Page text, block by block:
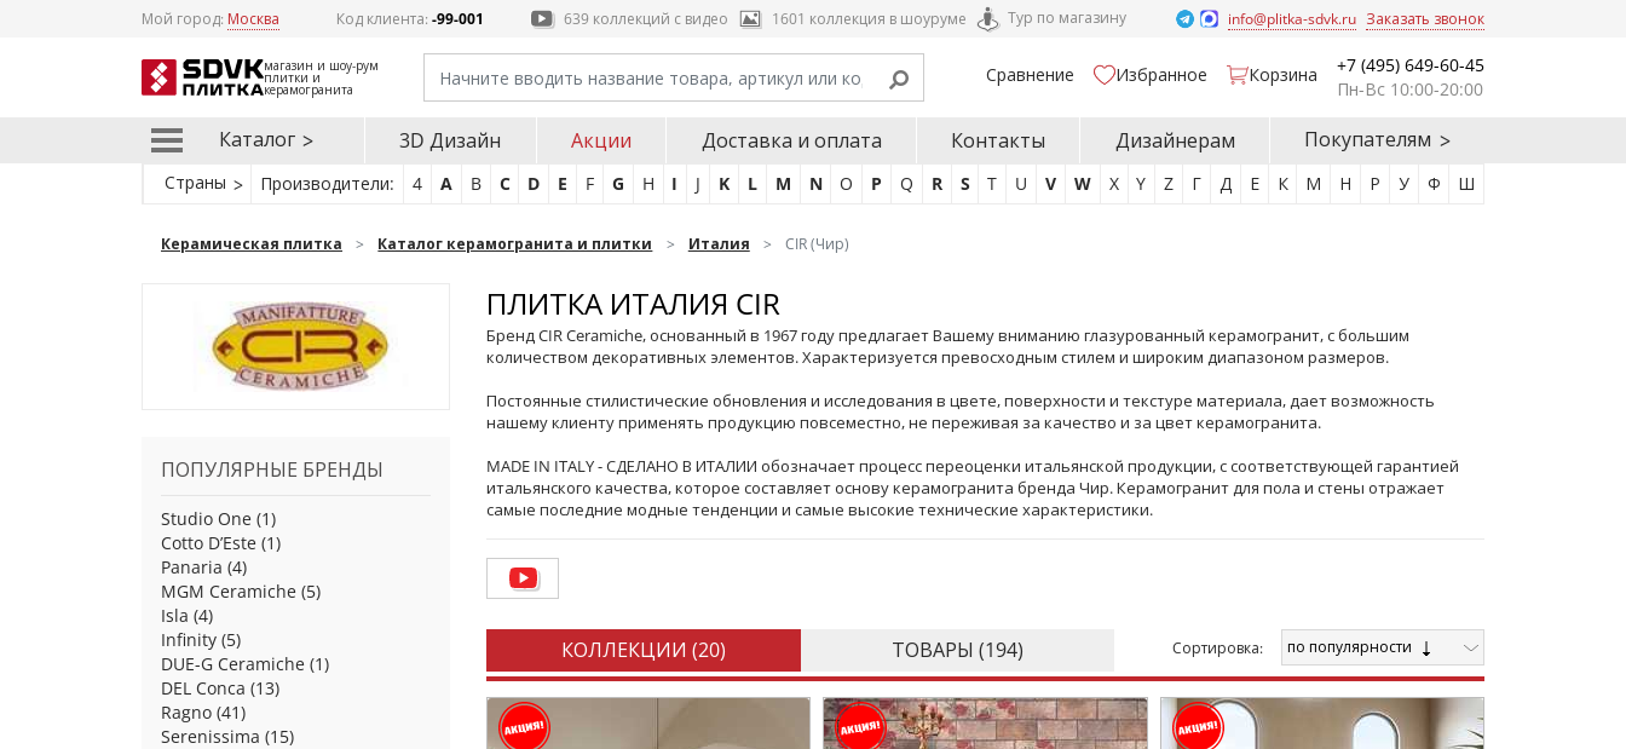
Мой город: Москва Код клиента: -99-001 639 коллекций с видео 1601 коллекция в шоуруме Тур по магазину info@plitka-sdvk.ru Заказать звонок
магазин и шоу-рум
плитки и
керамогранита
Сравнение Избранное Корзина
+7 (495) 649-60-45
Пн-Вс 10:00-20:00
Каталог 3D Дизайн Акции Доставка и оплата Контакты Дизайнерам Покупателям
Страны Производители: 4 A B C D E F G H I J K L M N O P Q R S T U V W X Y Z Г Д Е К М Н Р У Ф Ш
Керамическая плитка Каталог керамогранита и плитки Италия CIR (Чир)
ПОПУЛЯРНЫЕ БРЕНДЫ
Studio One (1)
Cotto D’Este (1)
Panaria (4)
MGM Ceramiche (5)
Isla (4)
Infinity (5)
DUE-G Ceramiche (1)
DEL Conca (13)
Ragno (41)
Serenissima (15)
ПЛИТКА ИТАЛИЯ CIR
Бренд CIR Ceramiche, основанный в 1967 году предлагает Вашему вниманию глазурованный керамогранит, с большим
количеством декоративных элементов. Характеризуется превосходным стилем и широким диапазоном размеров.
Постоянные стилистические обновления и исследования в цвете, поверхности и текстуре материала, дает возможность
нашему клиенту применять продукцию повсеместно, не переживая за качество и за цвет керамогранита.
MADE IN ITALY - СДЕЛАНО В ИТАЛИИ обозначает процесс переоценки итальянской продукции, с соответствующей гарантией
итальянского качества, которое составляет основу керамогранита бренда Чир. Керамогранит для пола и стены отражает
самые последние модные тенденции и самые высокие технические характеристики.
КОЛЛЕКЦИИ (20) ТОВАРЫ (194) Cортировка: по популярности